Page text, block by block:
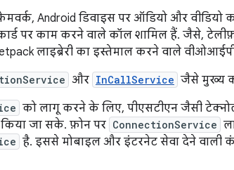
Android डिवाइस पर ऑडियो और
पर काम करने वाले कॉल शामिल हैं. जैसे,
लाइब्रेरी का इस्तेमाल करने वाले
और InCallService जैसे मुख्य
को लागू करने के लिए, पीएसटीएन जैसी
जा सके. फ़ोन पर ConnectionService
है. इससे मोबाइल और इंटरनेट सेवा देने